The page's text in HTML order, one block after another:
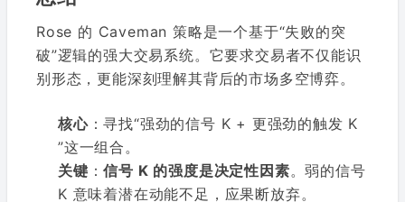
Rose 的 Caveman 策略是一个基于“失败的突
破”逻辑的强大交易系统。它要求交易者不仅能识
别形态，更能深刻理解其背后的市场多空博弈。
核心：寻找“强劲的信号 K + 更强劲的触发 K
”这一组合。
关键 ：信号 K 的强度是决定性因素。弱的信号
K 意味着潜在动能不足，应果断放弃。